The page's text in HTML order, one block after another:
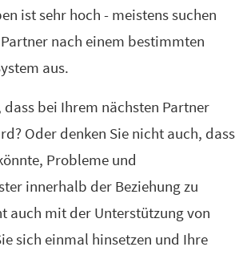
ist sehr hoch - meistens suchen
nach einem bestimmten
aus.
dass bei Ihrem nächsten Partner
Oder denken Sie nicht auch, dass
Probleme und
innerhalb der Beziehung zu
auch mit der Unterstützung von
sich einmal hinsetzen und Ihre